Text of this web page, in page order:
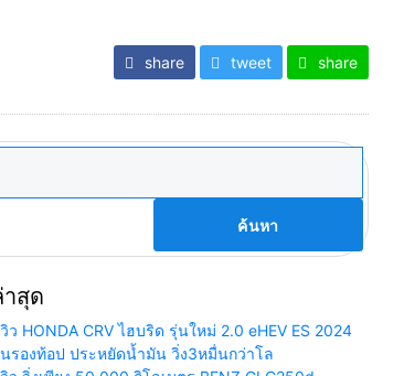
share tweet share
าสุด
ว HONDA CRV ไฮบริด รุ่นใหม่ 2.0 eHEV ES 2024
รองท้อป ประหยัดน้ำมัน วิ่ง3หมื่นกว่าโล